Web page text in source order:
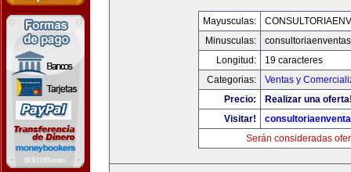
Mayusculas:
Minusculas:
Longitud:
19 caracteres
Categorias:
Ventas y
Precio:
Realizar una
Visitar!
Serán consideradas